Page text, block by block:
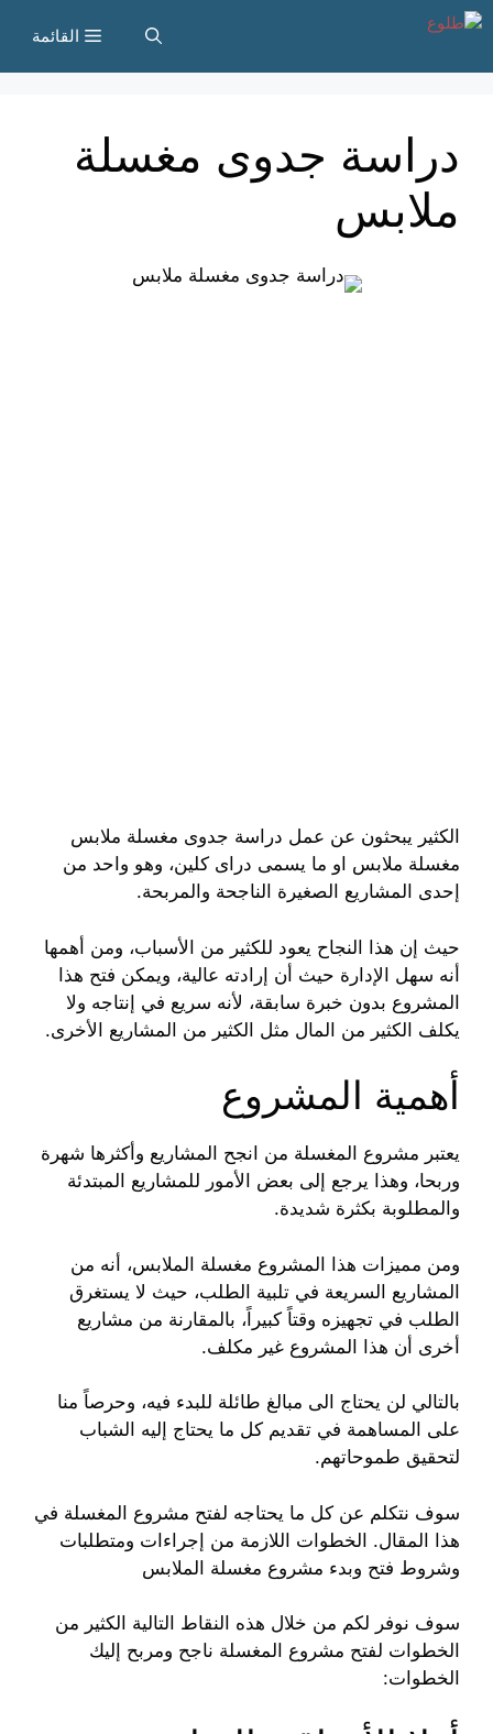
انتقل
المحتوى
القائمة
دراسة جدوى مغسلة
ملابس
الكثير يبحثون عن عمل دراسة جدوى مغسلة ملابس
مغسلة ملابس او ما يسمى دراى كلين، وهو واحد من
إحدى المشاريع الصغيرة الناجحة والمربحة.
حيث إن هذا النجاح يعود للكثير من الأسباب، ومن أهمها
أنه سهل الإدارة حيث أن إرادته عالية، ويمكن فتح هذا
المشروع بدون خبرة سابقة، لأنه سريع في إنتاجه ولا
يكلف الكثير من المال مثل الكثير من المشاريع الأخرى.
أهمية المشروع
يعتبر مشروع المغسلة من انجح المشاريع وأكثرها شهرة
وربحا، وهذا يرجع إلى بعض الأمور للمشاريع المبتدئة
والمطلوبة بكثرة شديدة.
ومن مميزات هذا المشروع مغسلة الملابس، أنه من
المشاريع السريعة في تلبية الطلب، حيث لا يستغرق
الطلب في تجهيزه وقتاً كبيراً، بالمقارنة من مشاريع
أخرى أن هذا المشروع غير مكلف.
بالتالي لن يحتاج الى مبالغ طائلة للبدء فيه، وحرصاً منا
على المساهمة في تقديم كل ما يحتاج إليه الشباب
لتحقيق طموحاتهم.
سوف نتكلم عن كل ما يحتاجه لفتح مشروع المغسلة في
هذا المقال. الخطوات اللازمة من إجراءات ومتطلبات
وشروط فتح وبدء مشروع مغسلة الملابس
سوف نوفر لكم من خلال هذه النقاط التالية الكثير من
الخطوات لفتح مشروع المغسلة ناجح ومربح إليك
الخطوات: